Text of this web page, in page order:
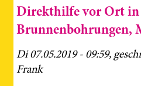
Direkthilfe vor Ort
Brunnenbohrungen,
Di 07.05.2019 - 09:59,
Frank